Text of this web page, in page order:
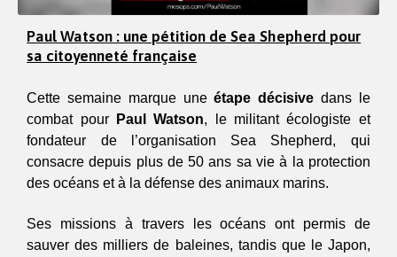
Paul Watson : une pétition de Sea Shepherd pour
sa citoyenneté française
Cette semaine marque une étape décisive dans le
combat pour Paul Watson, le militant écologiste et
fondateur de l’organisation Sea Shepherd, qui
consacre depuis plus de 50 ans sa vie à la protection
des océans et à la défense des animaux marins.
Ses missions à travers les océans ont permis de
sauver des milliers de baleines, tandis que le Japon,